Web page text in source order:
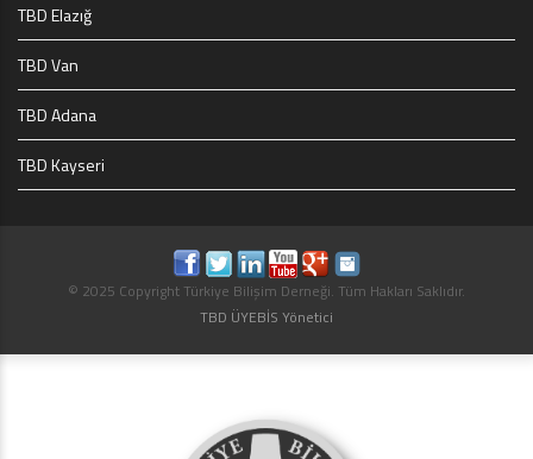
TBD Elazığ
TBD Van
TBD Adana
TBD Kayseri
© 2025 Copyright Türkiye Bilişim Derneği. Tüm Hakları Saklıdır.
TBD ÜYEBİS Yönetici